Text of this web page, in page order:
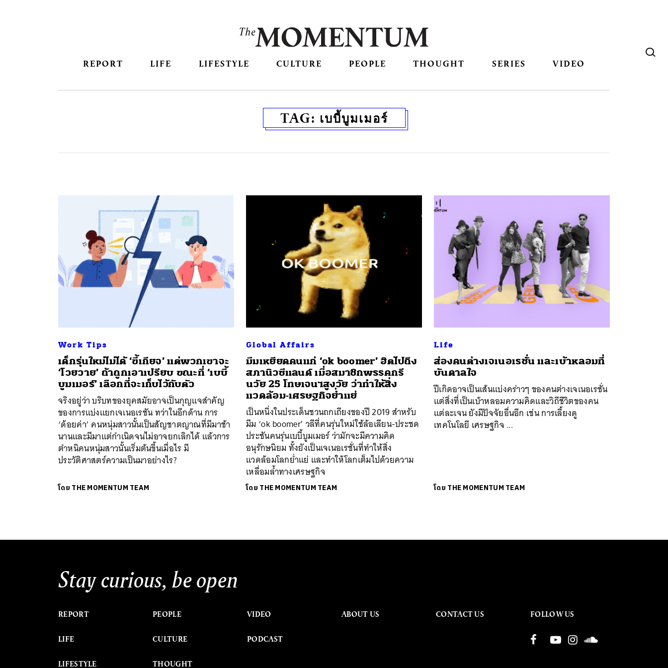
REPORT LIFE LIFESTYLE CULTURE PEOPLE THOUGHT SERIES VIDEO
TAG: เบบี้บูมเมอร์
Work Tips
เด็กรุ่นใหม่ไม่ได้ ‘ขี้เกียจ’ แต่พวกเขาจะ
‘โวยวาย’ ถ้าถูกเอาเปรียบ ขณะที่ ‘เบบี้
บูมเมอร์’ เลือกที่จะเก็บไว้กับตัว
จริงอยู่ว่า บริบทของยุคสมัยอาจเป็นกุญแจสำคัญ
ของการแบ่งแยกเจเนอเรชัน ทว่าในอีกด้าน การ
‘ด้อยค่า’ คนหนุ่มสาวนั้นเป็นสัญชาตญาณที่มีมาช้า
นานและมีมาแต่กำเนิดจนไม่อาจยกเลิกได้ แล้วการ
ตำหนิคนหนุ่มสาวนั้นเริ่มต้นขึ้นเมื่อไร มี
ประวัติศาสตร์ความเป็นมาอย่างไร?
โดย THE MOMENTUM TEAM
Global Affairs
มีมเหยียดคนแก่ ‘ok boomer’ ฮิตไปถึง
สภานิวซีแลนด์ เมื่อสมาชิกพรรคกรี
นวัย 25 โทษเจนฯสูงวัย ว่าทำให้สิ่ง
แวดล้อม-เศรษฐกิจย่ำแย่
เป็นหนึ่งในประเด็นชวนถกเถียงของปี 2019 สำหรับ
มีม ‘ok boomer’ วลีที่คนรุ่นใหม่ใช้ล้อเลียน-ประชด
ประชันคนรุ่นเบบี้บูมเมอร์ ว่ามักจะมีความคิด
อนุรักษนิยม ทั้งยังเป็นเจเนอเรชั่นที่ทำให้สิ่ง
แวดล้อมโลกย่ำแย่ และทำให้โลกเต็มไปด้วยความ
เหลื่อมล้ำทางเศรษฐกิจ
โดย THE MOMENTUM TEAM
Life
ส่องคนต่างเจเนอเรชั่น และเบ้าหลอมที่
บันดาลใจ
​ปีเกิดอาจเป็นเส้นแบ่งคร่าวๆ ของคนต่างเจเนอเรชั่น
แต่สิ่งที่เป็นเบ้าหลอมความคิดและวิถีชีวิตของคน
แต่ละเจน ยังมีปัจจัยอื่นอีก เช่น การเลี้ยงดู
เทคโนโลยี เศรษฐกิจ ...
โดย THE MOMENTUM TEAM
Stay curious, be open
REPORT
LIFE
LIFESTYLE
PEOPLE
CULTURE
THOUGHT
VIDEO
PODCAST
ABOUT US CONTACT US FOLLOW US
SHARE TWEET LINE EMAIL